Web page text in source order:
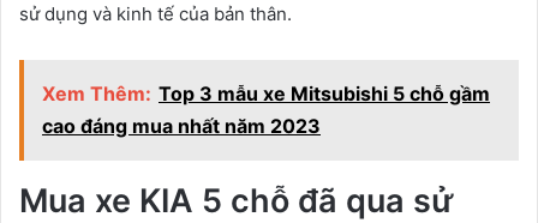
sử dụng và kinh tế của bản thân.
Xem Thêm: Top 3 mẫu xe Mitsubishi 5 chỗ gầm
cao đáng mua nhất năm 2023
Mua xe KIA 5 chỗ đã qua sử